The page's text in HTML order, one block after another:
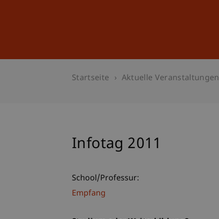
Startseite Aktuelle Veranstaltungen
Infotag 2011
School/Professur:
Empfang